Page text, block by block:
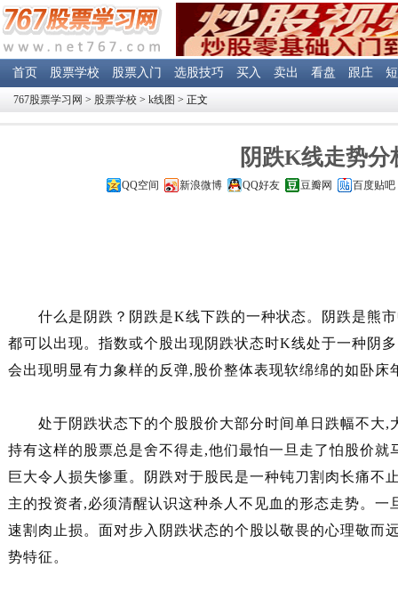
首页 股票学校 股票入门 选股技巧 买入 卖出 看盘 跟庄
767股票学习网 > 股票学校 > k线图 > 正文
阴跌K线走势分
QQ空间 新浪微博 QQ好友 豆瓣网 百度贴吧
什么是阴跌？阴跌是K线下跌的一种状态。阴跌是熊市
都可以出现。指数或个股出现阴跌状态时K线处于一种阴
会出现明显有力象样的反弹,股价整体表现软绵绵的如卧床
处于阴跌状态下的个股股价大部分时间单日跌幅不大,
持有这样的股票总是舍不得走,他们最怕一旦走了怕股价
巨大令人损失惨重。阴跌对于股民是一种钝刀割肉长痛不
主的投资者,必须清醒认识这种杀人不见血的形态走势。
速割肉止损。面对步入阴跌状态的个股以敬畏的心理敬而
势特征。